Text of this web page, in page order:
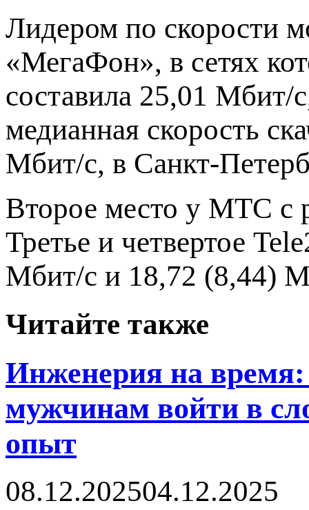
Лидером по скорости
«МегаФон», в сетях
составила 25,01
медианная скорость
Мбит/с, в Санкт-
Второе место у МТС с
Третье и четвертое
Мбит/с и 18,72 (8,44)
Читайте также
Инженерия на время:
мужчинам войти в
опыт
08.12.202504.12.2025